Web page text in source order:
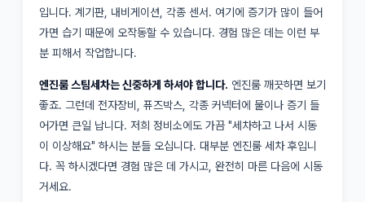
입니다. 계기판, 내비게이션, 각종 센서. 여기에 증기가 많이 들어
가면 습기 때문에 오작동할 수 있습니다. 경험 많은 데는 이런 부
분 피해서 작업합니다.
엔진룸 스팀세차는 신중하게 하셔야 합니다. 엔진룸 깨끗하면 보기
좋죠. 그런데 전자장비, 퓨즈박스, 각종 커넥터에 물이나 증기 들
어가면 큰일 납니다. 저희 정비소에도 가끔 "세차하고 나서 시동
이 이상해요" 하시는 분들 오십니다. 대부분 엔진룸 세차 후입니
다. 꼭 하시겠다면 경험 많은 데 가시고, 완전히 마른 다음에 시동
거세요.